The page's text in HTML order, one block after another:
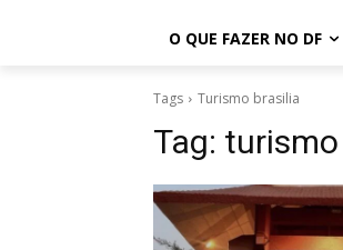
O QUE FAZER NO DF
Tags Turismo brasilia
Tag: